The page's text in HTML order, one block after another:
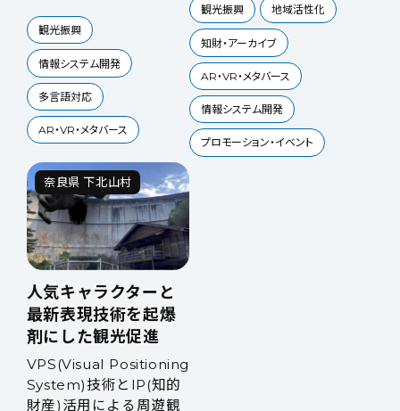
観光振興
情報システム開発
多言語対応
AR・VR・メタバース
観光振興 地域活性化
知財・アーカイブ
AR・VR・メタバース
情報システム開発
プロモーション・イベント
奈良県 下北山村
人気キャラクターと
最新表現技術を起爆
剤にした観光促進
VPS(Visual Positioning
System)技術とIP(知的
財産)活用による周遊観